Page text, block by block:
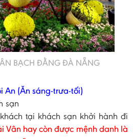
BẠCH ĐẰNG ĐÀ NẴNG
An (Ăn sáng-trưa-tối)
sạn
tại khách sạn khởi hành đi
Vân hay còn được mệnh danh là